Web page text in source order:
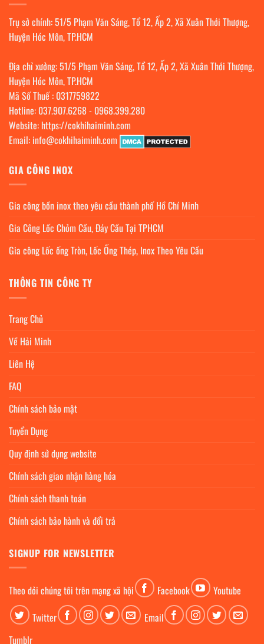
Trụ sở chính: 51/5 Phạm Văn Sáng, Tổ 12, Ấp 2, Xã Xuân Thới Thượng,
Huyện Hóc Môn, TP.HCM
Địa chỉ xưởng: 51/5 Phạm Văn Sáng, Tổ 12, Ấp 2, Xã Xuân Thới Thượng,
Huyện Hóc Môn, TP.HCM
Mã Số Thuế : 0317759822
Hotline: 037.907.6268- 0968.399.280
Website: https://cokhihaiminh.com
Email: info@cokhihaiminh.com
GIA CÔNG INOX
Gia công bồn inox theo yêu cầu thành phố Hồ Chí Minh
Gia Công Lốc Chỏm Cầu, Đáy Cầu Tại TPHCM
Gia công Lốc ống Tròn, Lốc Ống Thép, Inox Theo Yêu Cầu
THÔNG TIN CÔNG TY
Trang Chủ
Về Hải Minh
Liên Hệ
FAQ
Chính sách bảo mật
Tuyển Dụng
Quy định sử dụng website
Chính sách giao nhận hàng hóa
Chính sách thanh toán
Chính sách bảo hành và đổi trả
SIGNUP FOR NEWSLETTER
Theo dỏi chúng tôi trên mạng xã hội Facebook
Youtube
Twitter
Email
Tumblr